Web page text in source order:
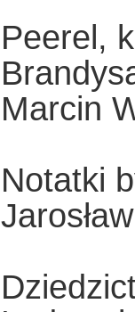
Peerel,
Marcin
Notatki